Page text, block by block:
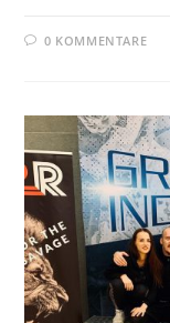
0 KOMMENTARE